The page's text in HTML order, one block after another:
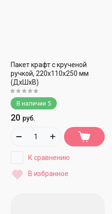
Пакет крафт с крученой
ручкой, 220х110х250 мм
(ДхШхВ)
В наличии 5
20 руб.
К сравнению
В избранное